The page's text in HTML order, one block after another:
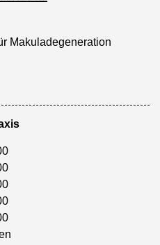
Makuladegeneration